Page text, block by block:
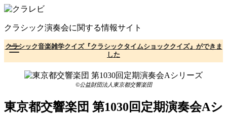
コ
テ
ン
ツ
へ
クラシック演奏会に関する情報サイト
クラシック音楽雑学クイズ『クラシックタイムショッククイズ』ができま
した
©公益財団法人東京都交響楽団
東京都交響楽団 第1030回定期演奏会Aシ